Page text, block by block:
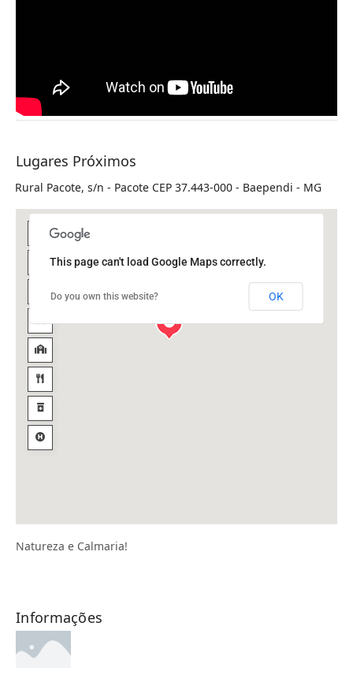
Lugares Próximos
Rural Pacote, s/n - Pacote CEP 37.443-000 - Baependi - MG
This page can't load Google Maps correctly.
Do you own this website? OK
Natureza e Calmaria!
Informações